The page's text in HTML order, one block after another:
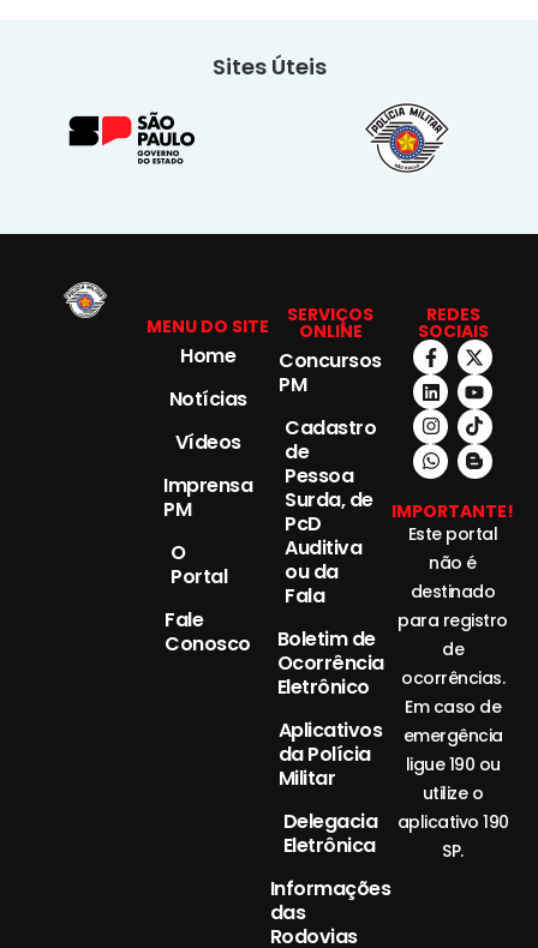
Sites Úteis
MENU DO SITE
Home
Notícias
Vídeos
Imprensa
PM
O
Portal
Fale
Conosco
SERVIÇOS
ONLINE
Concursos
PM
Cadastro
de
Pessoa
Surda, de
PcD
Auditiva
ou da
Fala
Boletim de
Ocorrência
Eletrônico
Aplicativos
da Polícia
Militar
Delegacia
Eletrônica
Informações
das
Rodovias
REDES
SOCIAIS
IMPORTANTE!
Este portal
não é
destinado
para registro
de
ocorrências.
Em caso de
emergência
ligue 190 ou
utilize o
aplicativo 190
SP.